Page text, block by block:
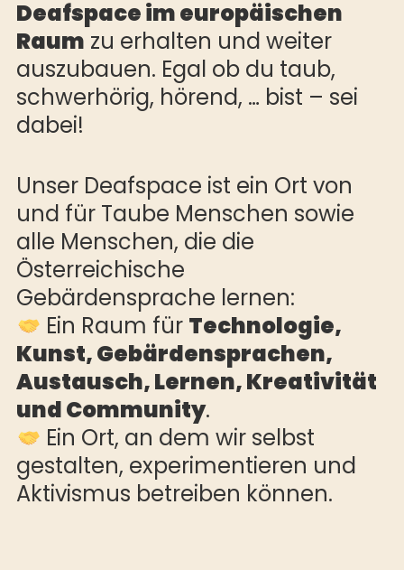
Deafspace im europäischen
Raum zu erhalten und weiter
auszubauen. Egal ob du taub,
schwerhörig, hörend, … bist – sei
dabei!
Unser Deafspace ist ein Ort von
und für Taube Menschen sowie
alle Menschen, die die
Österreichische
Gebärdensprache lernen:
Ein Raum für Technologie,
Kunst, Gebärdensprachen,
Austausch, Lernen, Kreativität
und Community.
Ein Ort, an dem wir selbst
gestalten, experimentieren und
Aktivismus betreiben können.